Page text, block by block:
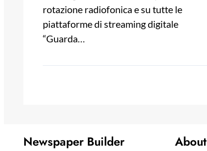
rotazione radiofonica e su tutte le
piattaforme di streaming digitale
“Guarda…
Newspaper Builder About